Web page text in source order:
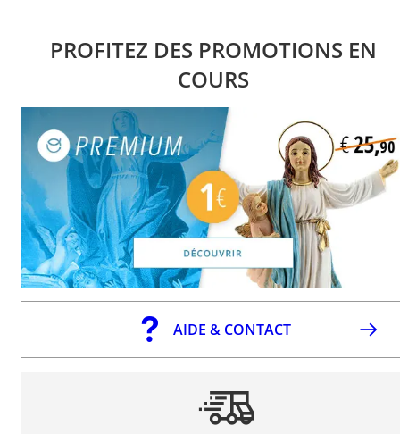
PROFITEZ DES PROMOTIONS EN
COURS
AIDE & CONTACT